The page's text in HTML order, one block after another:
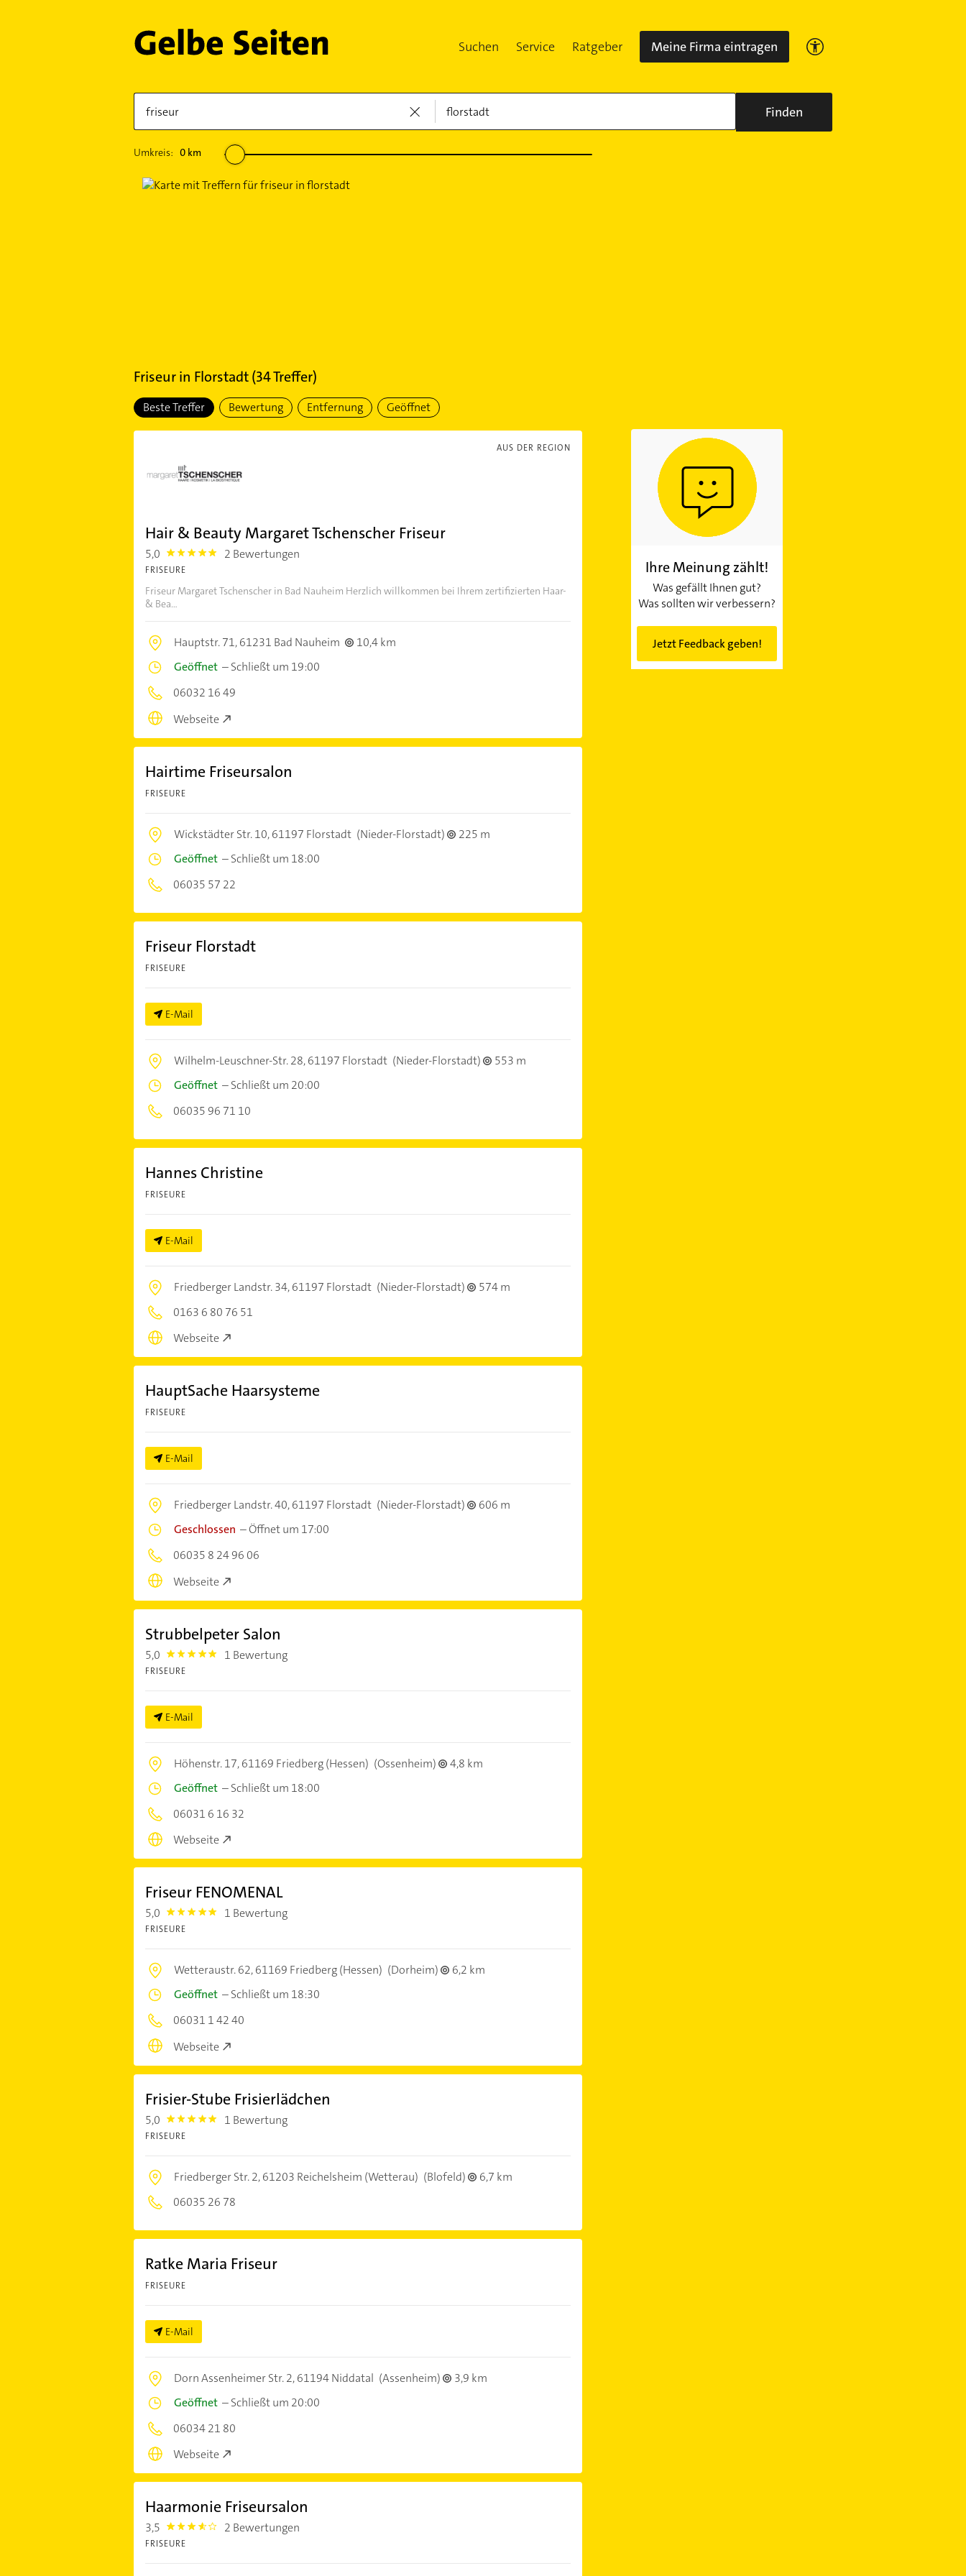
Suchen Service Ratgeber Meine Firma eintragen
Finden
Umkreis: 0km
Friseurin Florstadt(34Treffer)
Beste Treffer Bewertung Entfernung Geöffnet
AUS DER REGION
Hair & Beauty Margaret Tschenscher Friseur
5,0 5.0 2 Bewertungen
FRISEURE
Friseur Margaret Tschenscher in Bad Nauheim Herzlich willkommen bei Ihrem zertifizierten Haar-
& Bea...
Hauptstr. 71,61231 Bad Nauheim
10,4 km
Geöffnet–Schließt um 19:00
06032 16 49
Webseite
Hairtime Friseursalon
FRISEURE
Wickstädter Str. 10,61197 Florstadt (Nieder-Florstadt)
225 m
Geöffnet–Schließt um 18:00
06035 57 22
Friseur Florstadt
FRISEURE
E-Mail
Wilhelm-Leuschner-Str. 28,61197 Florstadt (Nieder-Florstadt)
553 m
Geöffnet–Schließt um 20:00
06035 96 71 10
Hannes Christine
FRISEURE
E-Mail
Friedberger Landstr. 34,61197 Florstadt (Nieder-Florstadt)
574 m
0163 6 80 76 51
Webseite
HauptSache Haarsysteme
FRISEURE
E-Mail
Friedberger Landstr. 40,61197 Florstadt (Nieder-Florstadt)
606 m
Geschlossen –Öffnet um 17:00
06035 8 24 96 06
Webseite
Strubbelpeter Salon
5,0 5.0 1 Bewertung
FRISEURE
E-Mail
Höhenstr. 17,61169 Friedberg (Hessen) (Ossenheim)
4,8 km
Geöffnet–Schließt um 18:00
06031 6 16 32
Webseite
Friseur FENOMENAL
5,0 5.0 1 Bewertung
FRISEURE
Wetteraustr. 62,61169 Friedberg (Hessen) (Dorheim)
6,2 km
Geöffnet–Schließt um 18:30
06031 1 42 40
Webseite
Frisier-Stube Frisierlädchen
5,0 5.0 1 Bewertung
FRISEURE
Friedberger Str. 2,61203 Reichelsheim (Wetterau) (Blofeld)
6,7 km
06035 26 78
Ratke Maria Friseur
FRISEURE
E-Mail
Dorn Assenheimer Str. 2,61194 Niddatal (Assenheim)
3,9 km
Geöffnet–Schließt um 20:00
06034 21 80
Webseite
Haarmonie Friseursalon
3,5 3.5 2 Bewertungen
FRISEURE
Ihre Meinung zählt!
Was gefällt Ihnen gut?
Was sollten wir verbessern?
Jetzt Feedback geben!